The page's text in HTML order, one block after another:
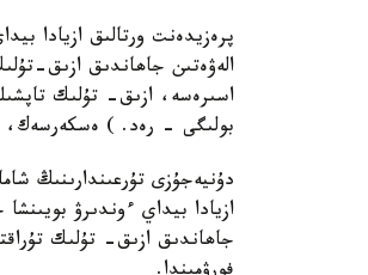
پرەزيدەنت ورتالىق ازيادا
الەۋەتىن جاھاندىق ازىق-
اسىرەسە، ازىق- تۇلىك
بولىگى - رەد. ) ەسكەرسەك،
دۇنيەجۇزى تۇرعىندارىنىڭ
ازيادا بيداي ءوندىرۋ
جاھاندىق ازىق- تۇلىك